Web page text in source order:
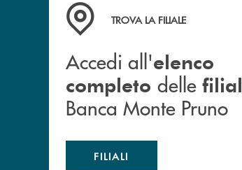
Accedi all' elenco
TROVA LA FILIALE
Accedi all'elenco
completo delle
Banca Monte Pruno
FILIALI